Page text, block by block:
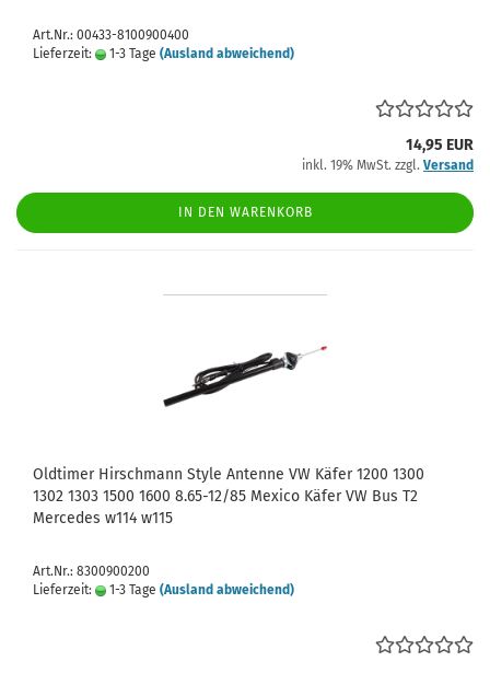
Art.Nr.: 00433-8100900400
Lieferzeit:
1-3 Tage (Ausland abweichend)
14,95 EUR
inkl. 19% MwSt. zzgl. Versand
IN DEN WARENKORB
Oldtimer Hirschmann Style Antenne VW Käfer 1200 1300
1302 1303 1500 1600 8.65-12/85 Mexico Käfer VW Bus T2
Mercedes w114 w115
Art.Nr.: 8300900200
Lieferzeit:
1-3 Tage (Ausland abweichend)